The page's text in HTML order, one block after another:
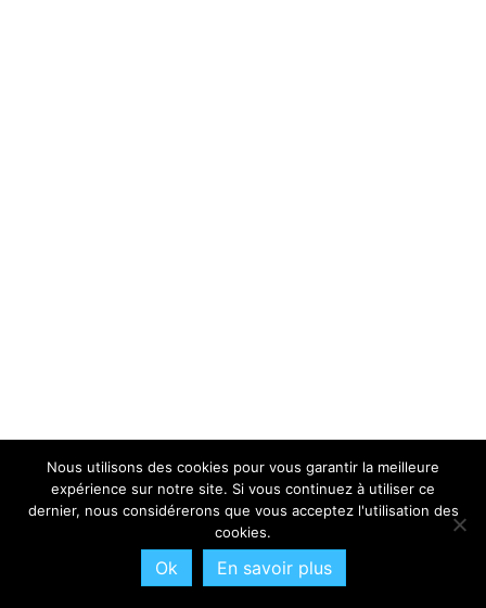
Nous utilisons des cookies pour vous garantir la meilleure
expérience sur notre site. Si vous continuez à utiliser ce
dernier, nous considérerons que vous acceptez l'utilisation des
cookies.
Ok En savoir plus